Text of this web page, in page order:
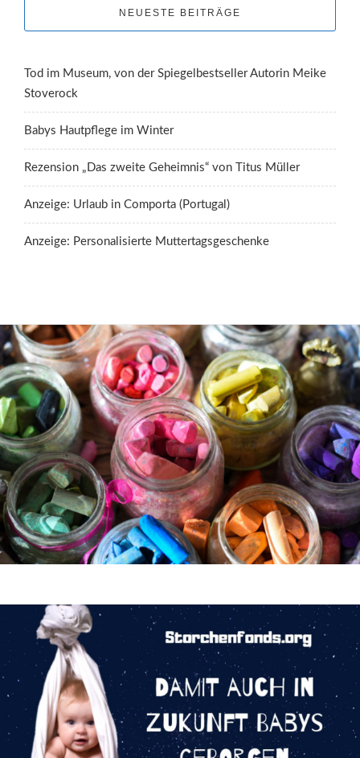
NEUESTE BEITRÄGE
Tod im Museum, von der Spiegelbestseller Autorin Meike
Stoverock
Babys Hautpflege im Winter
Rezension „Das zweite Geheimnis“ von Titus Müller
Anzeige: Urlaub in Comporta (Portugal)
Anzeige: Personalisierte Muttertagsgeschenke